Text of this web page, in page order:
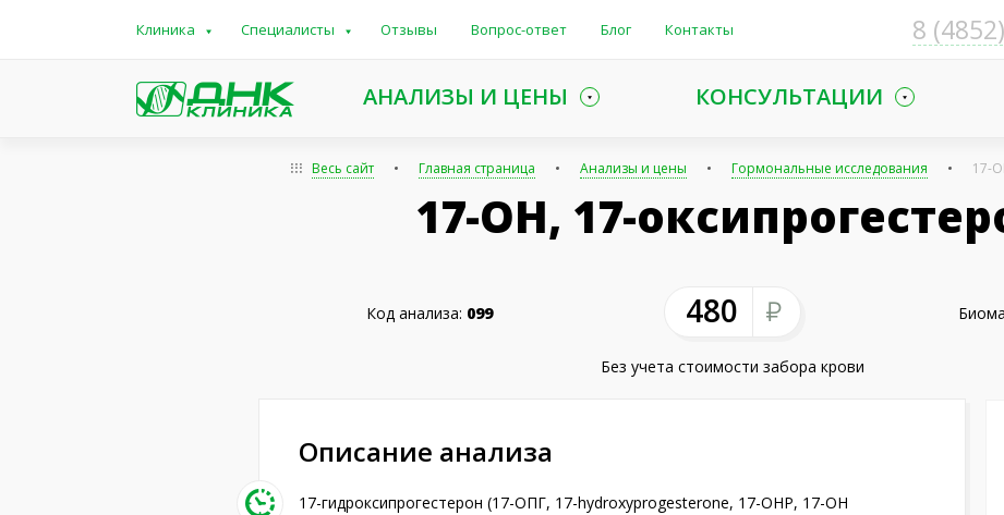
Клиника Специалисты Отзывы Вопрос-ответ Блог Контакты 8 (4852)
АНАЛИЗЫ И ЦЕНЫ КОНСУЛЬТАЦИИ
Весь сайт Главная страница Анализы и цены Гормональные исследования 17-
17-ОН, 17-
Код анализа: 099 480
Без учета стоимости забора крови
Описание анализа
17-гидроксипрогестерон (17-ОПГ, 17-hydroxyprogesterone, 17-OHP, 17-OH